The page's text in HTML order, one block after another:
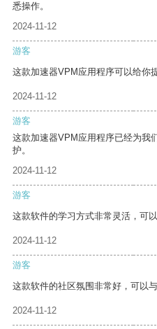
悉操作。
2024-11-12
游客
这款加速器VPM应用程序可以给你
2024-11-12
游客
这款加速器VPM应用程序已经为我
护。
2024-11-12
游客
这款软件的学习方式非常灵活，可
2024-11-12
游客
这款软件的社区氛围非常好，可以
2024-11-12